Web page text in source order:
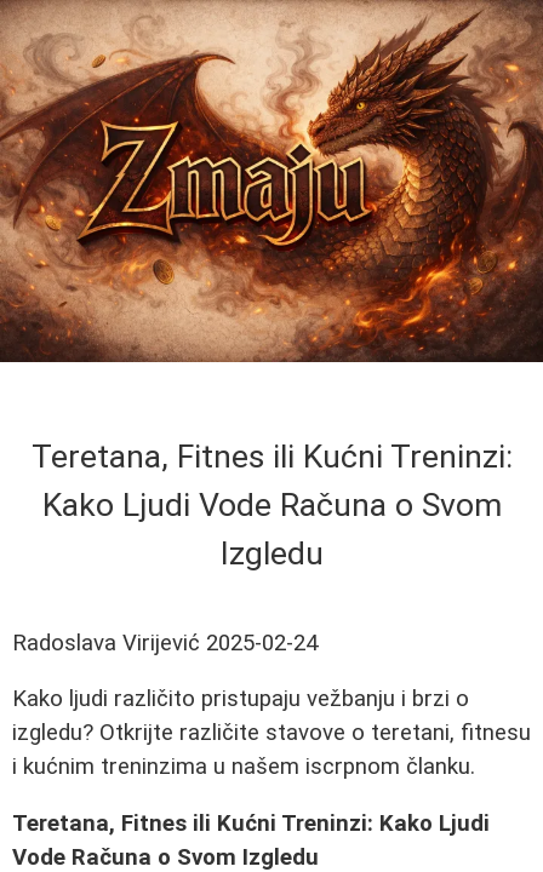
Teretana, Fitnes ili Kućni Treninzi:
Kako Ljudi Vode Računa o Svom
Izgledu
Radoslava Virijević 2025-02-24
Kako ljudi različito pristupaju vežbanju i brzi o
izgledu? Otkrijte različite stavove o teretani, fitnesu
i kućnim treninzima u našem iscrpnom članku.
Teretana, Fitnes ili Kućni Treninzi: Kako Ljudi
Vode Računa o Svom Izgledu